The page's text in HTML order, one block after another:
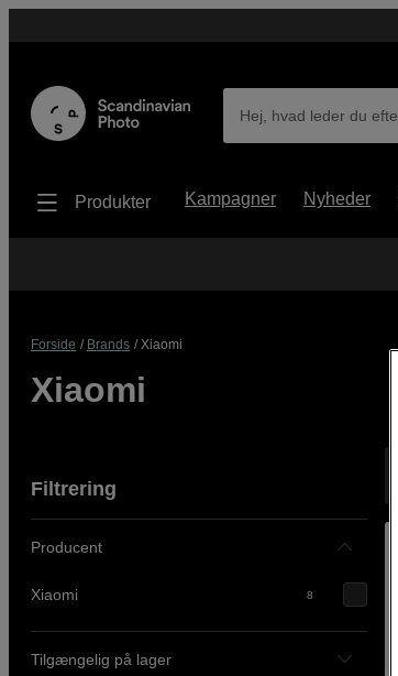
Hej, hvad leder du
Produkter Kampagner Nyheder
Forside Brands Xiaomi
Xiaomi
Filtrering
Producent
Xiaomi 8
Tilgængelig på lager